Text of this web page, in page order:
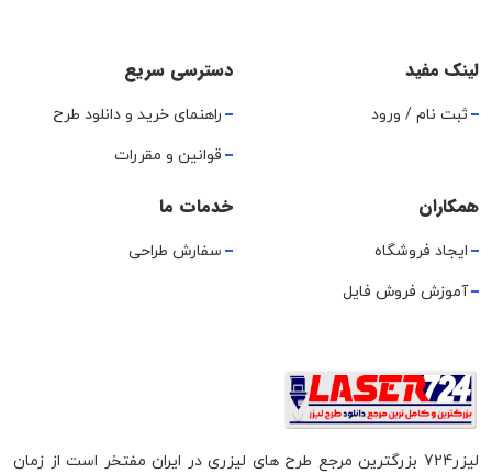
لینک مفید
ثبت نام / ورود
دسترسی سریع
راهنمای خرید و دانلود طرح
قوانین و مقررات
همکاران
ایجاد فروشگاه
آموزش فروش فایل
خدمات ما
سفارش طراحی
لیزر724 بزرگترین مرجع طرح های لیزری در ایران مفتخر است از زمان